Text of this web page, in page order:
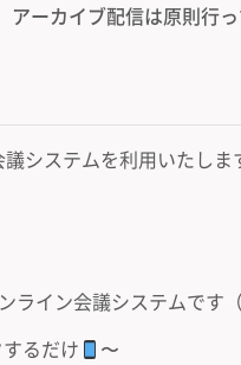
ーカイブ配信は原則行
システムを利用いたしま
イン会議システムです
るだけ
〜